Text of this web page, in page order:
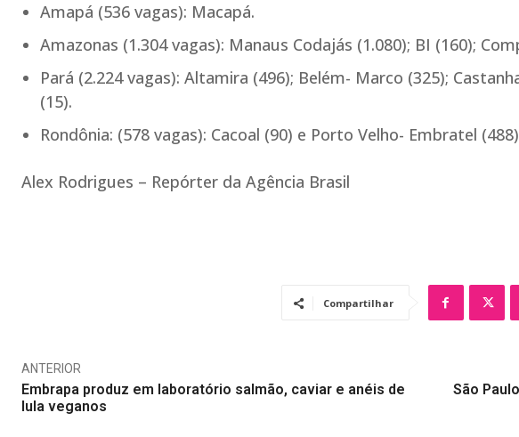
Amapá (536 vagas): Macapá.
Amazonas (1.304 vagas): Manaus Codajás (1.080); BI (160);
Pará (2.224 vagas): Altamira (496); Belém- Marco (325);
(15).
Rondônia: (578 vagas): Cacoal (90) e Porto Velho- Embratel
Alex Rodrigues – Repórter da Agência Brasil
Compartilhar
ANTERIOR
Embrapa produz em laboratório salmão, caviar e anéis de
lula veganos
São